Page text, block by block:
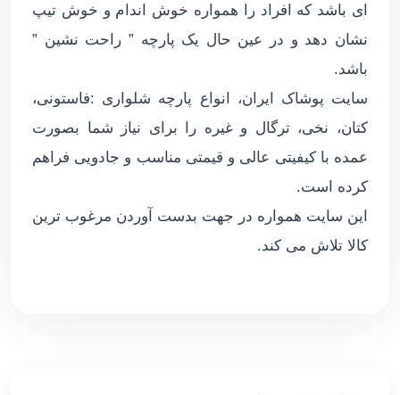
ای باشد که افراد را همواره خوش اندام و خوش تیپ
نشان دهد و در عین حال یک پارچه ” راحت نشین ”
باشد.
سایت پوشاک ایران، انواع پارچه شلواری :فاستونی،
کتان، نخی، ترگال و غیره را برای نیاز شما بصورت
عمده با کیفیتی عالی و قیمتی مناسب و جادویی فراهم
کرده است.
این سایت همواره در جهت بدست آوردن مرغوب ترین
کالا تلاش می کند.